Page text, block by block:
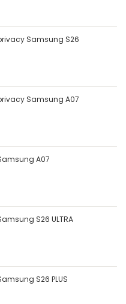
Samsung S26
Samsung A07
A07
S26 ULTRA
S26 PLUS